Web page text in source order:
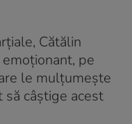
Cătălin
pe
le mulţumeşte
câştige acest